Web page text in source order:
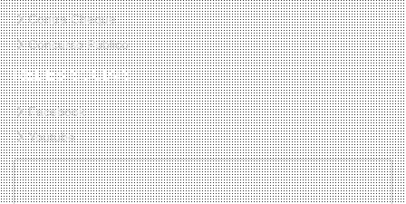
Contra Cheque
Concurso Público
REDES SOCIAIS
Facebook
Youtube